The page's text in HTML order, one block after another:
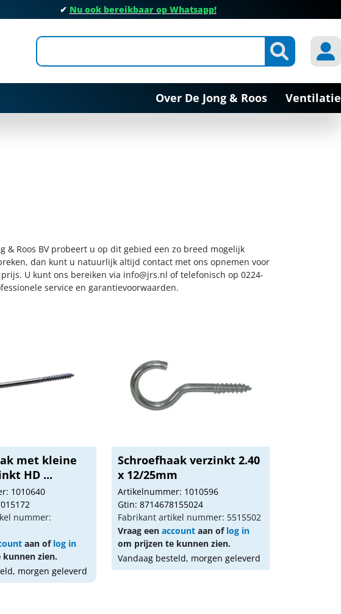
✔ Nu ook bereikbaar op Whatsapp!
Over De Jong & Roos Ventilatie
& Roos BV probeert u op dit gebied een zo breed mogelijk
dan kunt u natuurlijk altijd contact met ons opnemen voor
U kunt ons bereiken via info@jrs.nl of telefonisch op 0224-
service en garantievoorwaarden.
met kleine
HD ...
1010640
nummer:
aan of log in
zien.
morgen geleverd
Schroefhaak verzinkt 2.40
x 12/25mm
Artikelnummer: 1010596
Gtin: 8714678155024
Fabrikant artikel nummer: 5515502
Vraag eenaccount aan of log in
om prijzen te kunnen zien.
Vandaag besteld, morgen geleverd